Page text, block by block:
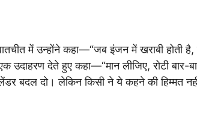
में उन्होंने कहा—“जब इंजन में खराबी होती है,
देते हुए कहा—“मान लीजिए, रोटी बार-
बदल दो। लेकिन किसी ने ये कहने की हिम्मत